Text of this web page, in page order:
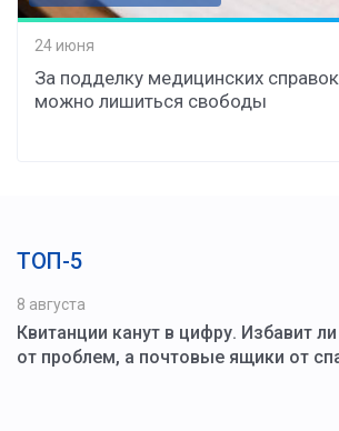
24 июня
За подделку медицинских
можно лишиться свободы
ТОП-5
8 августа
Квитанции канут в цифру. Избавит
от проблем, а почтовые ящики от